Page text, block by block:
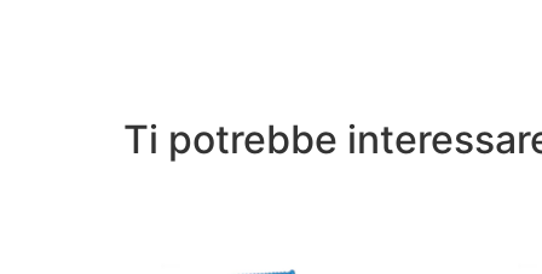
Ti potrebbe